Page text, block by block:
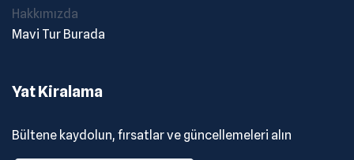
Hakkımızda
Mavi Tur Burada
Yat Kiralama
Bültene kaydolun, fırsatlar ve güncellemeleri alın